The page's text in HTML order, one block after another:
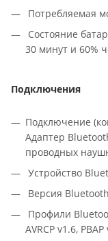
Потребляемая
Состояние
30 минут и 60%
Подключения
Подключение
Адаптер
проводных
Устройство
Версия
Профили
AVRCP v1.6,